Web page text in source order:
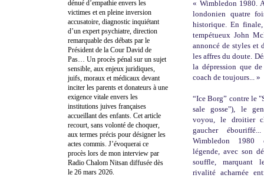
« Wimbledon 1980.
londonien quatre
historique. En
tempétueux John
annoncé de styles et
les affres du doute.
la dépression que
coach de toujours... »
“Ice Borg” contre le
sale gosse"), le
voyou, le droitier
gaucher
Wimbledon 1980
légende, avec son
souffle, marquant
rivalité acharnée
dénué d’empathie envers les
victimes et en pleine inversion
accusatoire, diagnostic inquiétant
d’un expert psychiatre, direction
remarquable des débats par le
Président de la Cour David de
Pas… Un procès pénal sur un sujet
sensible, aux enjeux juridiques,
juifs, moraux et médicaux devant
inciter les parents et donateurs à une
exigence vitale envers les
institutions juives françaises
accueillant des enfants. Cet article
recourt, sans volonté de choquer,
aux termes précis pour désigner les
actes commis. J’évoquerai ce
procès lors de mon interview par
Radio Chalom Nitsan diffusée dès
le 26 mars 2026.